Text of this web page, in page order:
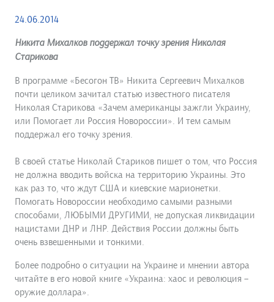
24.06.2014
Никита Михалков поддержал точку зрения Николая
Старикова
В программе «Бесогон ТВ» Никита Сергеевич Михалков
почти целиком зачитал статью известного писателя
Николая Старикова «Зачем американцы зажгли Украину,
или Помогает ли Россия Новороссии». И тем самым
поддержал его точку зрения.
В своей статье Николай Стариков пишет о том, что Россия
не должна вводить войска на территорию Украины. Это
как раз то, что ждут США и киевские марионетки.
Помогать Новороссии необходимо самыми разными
способами, ЛЮБЫМИ ДРУГИМИ, не допуская ликвидации
нацистами ДНР и ЛНР. Действия России должны быть
очень взвешенными и тонкими.
Более подробно о ситуации на Украине и мнении автора
читайте в его новой книге «Украина: хаос и революция –
оружие доллара».